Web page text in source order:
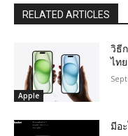
RELATED ARTICLES
Apple
วิธี
ไทย
มีอ